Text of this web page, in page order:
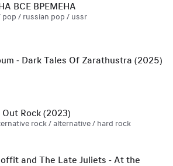
ВСЕ ВРЕМЕНА
pop / russian pop / ussr
- Dark Tales Of Zarathustra (2025)
Out Rock (2023)
rock / alternative / hard rock
and The Late Juliets - At the